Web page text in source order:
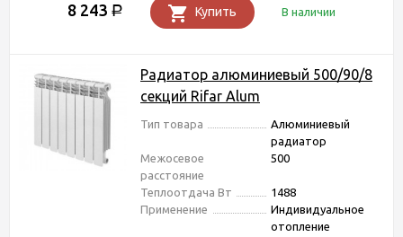
8 243 Р Купить В наличии
Радиатор алюминиевый 500/90/8
секций Rifar Alum
Тип товара
Алюминиевый
радиатор
Межосевое
расстояние
500
Теплоотдача Вт
1488
Применение
Индивидуальное
отопление